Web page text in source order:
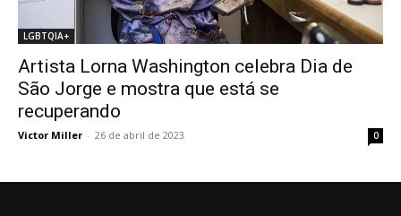
LGBTQIA+
Artista Lorna Washington celebra Dia de
São Jorge e mostra que está se
recuperando
Victor Miller - 26 de abril de 2023 0